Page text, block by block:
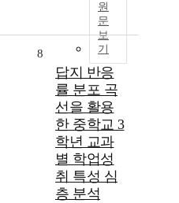
원
문
보
기
8
답지 반응
률 분포 곡
선을 활용
한 중학교 3
학년 교과
별 학업성
취 특성 심
층 분석